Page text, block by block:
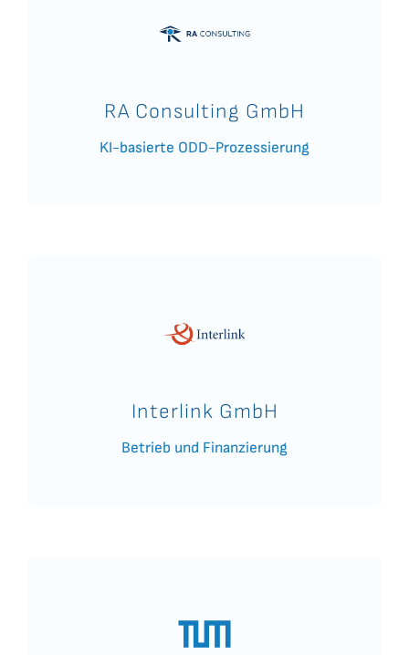
RA Consulting GmbH
KI-basierte ODD-Prozessierung
Interlink GmbH
Betrieb und Finanzierung